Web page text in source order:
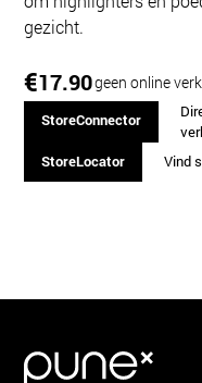
gezicht.
€17.90geen online
StoreConnector
StoreLocator
Vind